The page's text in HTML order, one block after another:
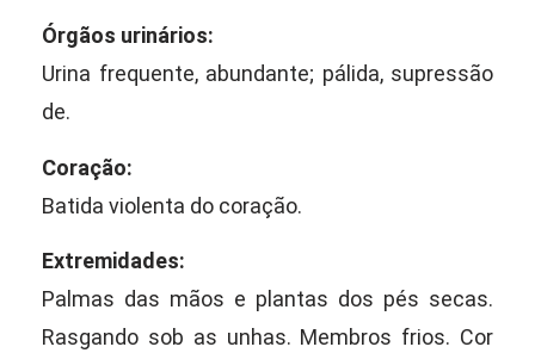
Órgãos urinários:
Urina frequente, abundante; pálida, supressão
de.
Coração:
Batida violenta do coração.
Extremidades:
Palmas das mãos e plantas dos pés secas.
Rasgando sob as unhas. Membros frios. Cor